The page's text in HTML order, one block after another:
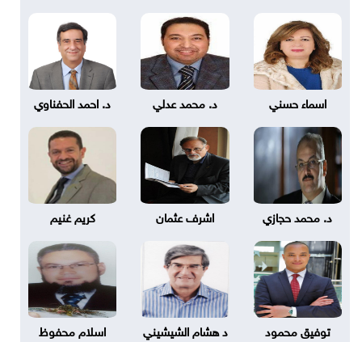
اسماء حسني د. محمد عدلي د. احمد الحفناوي
د. محمد حجازي اشرف عثمان كريم غنيم
توفيق محمود د هشام الشيشيني اسلام محفوظ